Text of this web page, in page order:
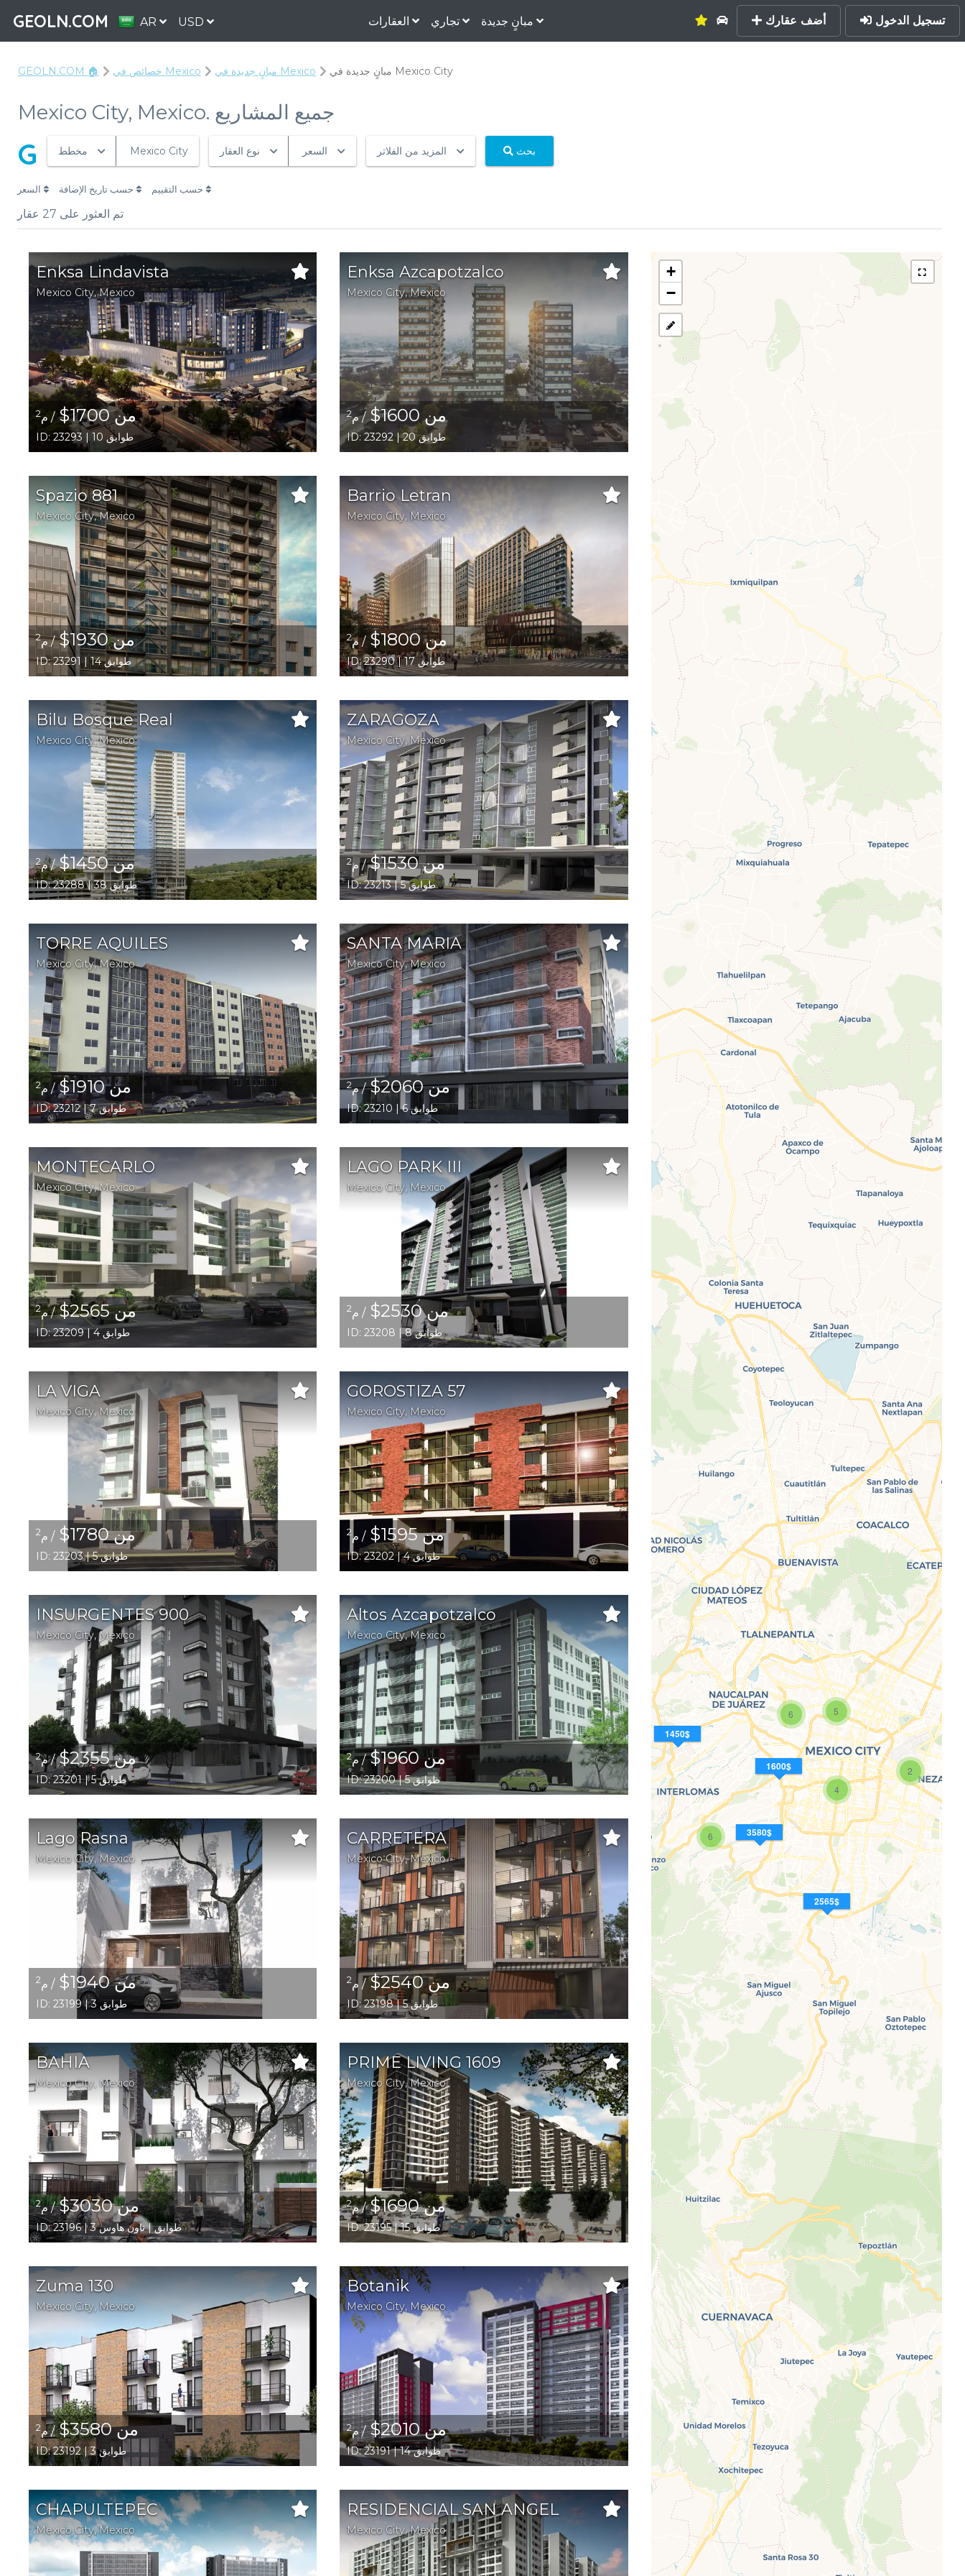
GEOLN.COM AR USD تجاري أضف عقارك تسجيل الدخول
GEOLN.COM 🏠 خصائص في Mexico مبانٍ جديدة في Mexico مبانٍ جديدة في Mexico City
Mexico City, Mexico. جميع المشاريع
G مخطط Mexico City نوع العقار السعر المزيد من الفلاتر بحث
تم العثور على 27 عقار
Enksa Lindavista
Mexico City,Mexico
من 1700$ / م2
ID: 23293 | 10 طوابق
Enksa Azcapotzalco
Mexico City,Mexico
من 1600$ / م2
ID: 23292 | 20 طوابق
Spazio 881
Mexico City,Mexico
من 1930$ / م2
ID: 23291 | 14 طوابق
Barrio Letran
Mexico City, Mexico
من 1800$ / م2
ID: 23290 | 17 طوابق
Bilu Bosque Real
Mexico City,Mexico
من 1450$ / م2
ID: 23288 | 38 طوابق
ZARAGOZA
Mexico City, Mexico
من 1530$ / م2
ID: 23213 | 5 طوابق
TORRE AQUILES
Mexico City,Mexico
من 1910$ / م2
ID: 23212 | 7 طوابق
SANTA MARIA
Mexico City,Mexico
من 2060$ / م2
ID: 23210 | 6 طوابق
MONTECARLO
Mexico City,Mexico
من 2565$ / م2
ID: 23209 | 4 طوابق
LAGO PARK III
Mexico City, Mexico
من 2530$ / م2
ID: 23208 | 8 طوابق
LA VIGA
Mexico City, Mexico
من 1780$ / م2
ID: 23203 | 5 طوابق
GOROSTIZA 57
Mexico City, Mexico
من 1595$ / م2
ID: 23202 | 4 طوابق
INSURGENTES 900
Mexico City,Mexico
من 2355$ / م2
ID: 23201 | 5 طوابق
Altos Azcapotzalco
Mexico City,Mexico
من 1960$ / م2
ID: 23200 | 5 طوابق
Lago Rasna
Mexico City, Mexico
من 1940$ / م2
ID: 23199 | 3 طوابق
CARRETERA
Mexico City,Mexico
من 2540$ / م2
ID: 23198 | 5 طوابق
BAHIA
Mexico City, Mexico
من 3030$ / م2
ID: 23196 | 3 طوابق | تاون هاوس
PRIME LIVING 1609
Mexico City,Mexico
من 1690$ / م2
ID: 23195 | 15 طوابق
Zuma 130
Mexico City, Mexico
من 3580$ / م2
ID: 23192 | 3 طوابق
Botanik
Mexico City, Mexico
من 2010$ / م2
ID: 23191 | 14 طوابق
CHAPULTEPEC
Mexico City,Mexico
RESIDENCIAL SAN ANGEL
Mexico City,Mexico
2565$
1450$
6 3580$
1600$
2
4
6 5
+
−
رسم